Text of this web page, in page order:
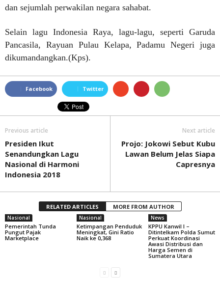
dan sejumlah perwakilan negara sahabat.
Selain lagu Indonesia Raya, lagu-lagu, seperti Garuda
Pancasila, Rayuan Pulau Kelapa, Padamu Negeri juga
dikumandangkan.(Kps).
Facebook Twitter
Previous article
Presiden Ikut
Senandungkan Lagu
Nasional di Harmoni
Indonesia 2018
Next article
Projo: Jokowi Sebut Kubu
Lawan Belum Jelas Siapa
Capresnya
RELATED ARTICLES MORE FROM AUTHOR
Nasional
Pemerintah Tunda
Pungut Pajak
Marketplace
Nasional
Ketimpangan Penduduk
Meningkat, Gini Ratio
Naik ke 0,368
News
KPPU Kanwil I –
Ditintelkam Polda Sumut
Perkuat Koordinasi
Awasi Distribusi dan
Harga Semen di
Sumatera Utara